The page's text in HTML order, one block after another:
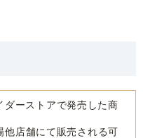
ーストアで発売した商
店舗にて販売される可